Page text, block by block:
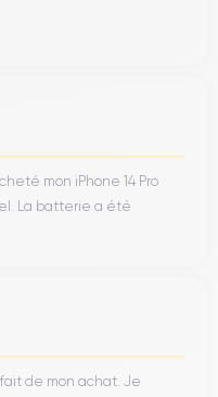
mon iPhone 14 Pro
La batterie a été
de mon achat. Je